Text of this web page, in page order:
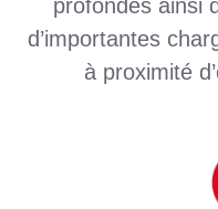
profondes ainsi
d’importantes
à proximité